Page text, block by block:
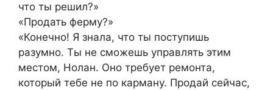
что ты решил?»
«Продать ферму?»
«Конечно! Я знала, что ты поступишь
разумно. Ты не сможешь управлять этим
местом, Нолан. Оно требует ремонта,
который тебе не по карману. Продай сейчас,